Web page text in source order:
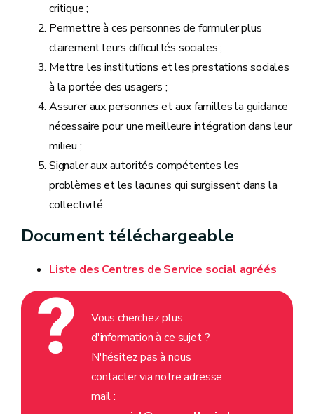
critique ;
Permettre à ces personnes de formuler plus
clairement leurs difficultés sociales ;
Mettre les institutions et les prestations sociales
à la portée des usagers ;
Assurer aux personnes et aux familles la guidance
nécessaire pour une meilleure intégration dans leur
milieu ;
Signaler aux autorités compétentes les
problèmes et les lacunes qui surgissent dans la
collectivité.
Document téléchargeable
Liste des Centres de Service social agréés
Vous cherchez plus
d'information à ce sujet ?
N'hésitez pas à nous
contacter via notre adresse
mail :